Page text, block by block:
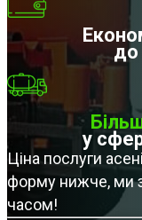
до
у
Ціна послуги
форму нижче, ми
часом!